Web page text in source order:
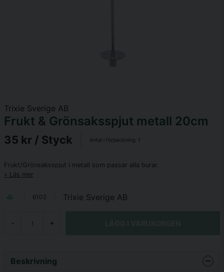
Trixie Sverige AB
Frukt & Grönsaksspjut metall 20cm
35 kr / Styck Antal i förpackning: 1
Frukt/Grönsaksspjut i metall som passar alla burar.
Läs mer
6102 Trixie Sverige AB
- +
Beskrivning